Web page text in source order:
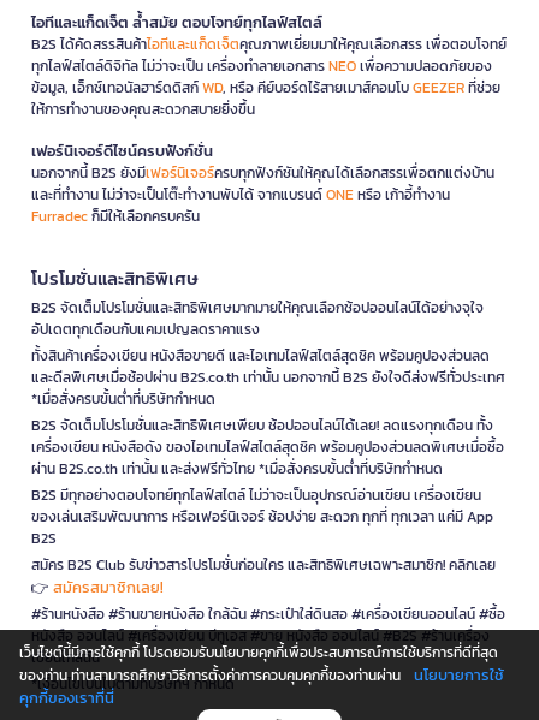
ไอทีและแก็ดเจ็ต ล้ำสมัย ตอบโจทย์ทุกไลฟ์สไตล์
B2S ได้คัดสรรสินค้าไอทีและแก็ดเจ็ตคุณภาพเยี่ยมมาให้คุณเลือกสรร เพื่อตอบโจทย์
ทุกไลฟ์สไตล์ดิจิทัล ไม่ว่าจะเป็น เครื่องทำลายเอกสารNEOเพื่อความปลอดภัยของ
ข้อมูล, เอ็กซ์เทอนัลฮาร์ดดิสก์WD, หรือ คีย์บอร์ดไร้สายเมาส์คอมโบGEEZERที่ช่วย
ให้การทำงานของคุณสะดวกสบายยิ่งขึ้น
เฟอร์นิเจอร์ดีไซน์ครบฟังก์ชั่น
นอกจากนี้ B2S ยังมีเฟอร์นิเจอร์ครบทุกฟังก์ชันให้คุณได้เลือกสรรเพื่อตกแต่งบ้าน
และที่ทำงาน ไม่ว่าจะเป็นโต๊ะทำงานพับได้ จากแบรนด์ONEหรือ เก้าอี้ทำงาน
Furradecก็มีให้เลือกครบครัน
โปรโมชั่นและสิทธิพิเศษ
B2S จัดเต็มโปรโมชั่นและสิทธิพิเศษมากมายให้คุณเลือกช้อปออนไลน์ได้อย่างจุใจ
อัปเดตทุกเดือนกับแคมเปญลดราคาแรง
ทั้งสินค้าเครื่องเขียน หนังสือขายดี และไอเทมไลฟ์สไตล์สุดชิค พร้อมคูปองส่วนลด
และดีลพิเศษเมื่อช้อปผ่าน B2S.co.th เท่านั้น นอกจากนี้ B2S ยังใจดีส่งฟรีทั่วประเทศ
*เมื่อสั่งครบขั้นต่ำที่บริษัทกำหนด
B2S จัดเต็มโปรโมชั่นและสิทธิพิเศษเพียบ ช้อปออนไลน์ได้เลย! ลดแรงทุกเดือน ทั้ง
เครื่องเขียน หนังสือดัง ของไอเทมไลฟ์สไตล์สุดชิค พร้อมคูปองส่วนลดพิเศษเมื่อซื้อ
ผ่าน B2S.co.th เท่านั้น และส่งฟรีทั่วไทย *เมื่อสั่งครบขั้นต่ำที่บริษัทกำหนด
B2S มีทุกอย่างตอบโจทย์ทุกไลฟ์สไตล์ ไม่ว่าจะเป็นอุปกรณ์อ่านเขียน เครื่องเขียน
ของเล่นเสริมพัฒนาการ หรือเฟอร์นิเจอร์ ช้อปง่าย สะดวก ทุกที่ ทุกเวลา แค่มี App
B2S
สมัคร B2S Club รับข่าวสารโปรโมชั่นก่อนใคร และสิทธิพิเศษเฉพาะสมาชิก! คลิกเลย
👉 สมัครสมาชิกเลย!
#ร้านหนังสือ #ร้านขายหนังสือ ใกล้ฉัน #กระเป๋าใส่ดินสอ #เครื่องเขียนออนไลน์ #ซื้อ
หนังสือ ออนไลน์ #เครื่องเขียน บีทูเอส #ขาย หนังสือ ออนไลน์ #B2S #ร้านเครื่อง
เขียนใกล้ฉัน
*เงื่อนไขเป็นไปตามที่บริษัทฯ กำหนด
เว็บไซต์นี้มีการใช้คุกกี้ โปรดยอมรับนโยบายคุกกี้เพื่อประสบการณ์การใช้บริการที่ดีที่สุด
ของท่าน ท่านสามารถศึกษาวิธีการตั้งค่าการควบคุมคุกกี้ของท่านผ่าน
นโยบายการใช้
คุกกี้ของเราที่นี่